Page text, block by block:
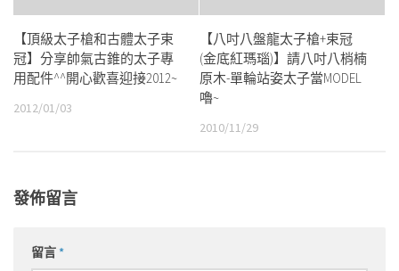
【頂級太子槍和古體太子束
冠】分享帥氣古錐的太子專
用配件^^開心歡喜迎接2012~
2012/01/03
【八吋八盤龍太子槍+束冠
(金底紅瑪瑙)】請八吋八梢楠
原木-單輪站姿太子當MODEL
嚕~
2010/11/29
發佈留言
留言*